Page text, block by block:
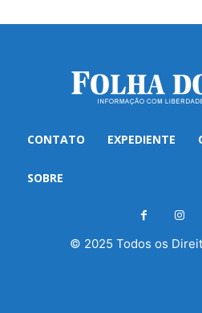
CONTATO EXPEDIENTE
SOBRE
© 2025 Todos os